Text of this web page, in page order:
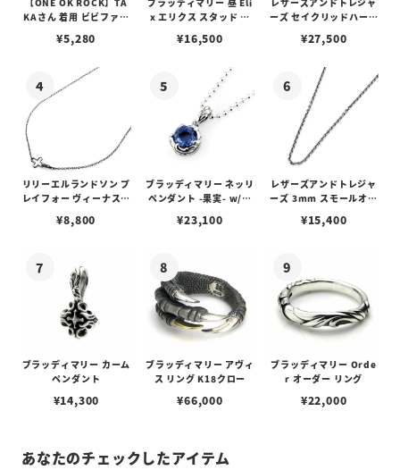
KAさん 着用 ビビファイ
¥5,280
x エリクス スタッド ピ
¥16,500
ーズ セイクリッドハート
¥27,500
リリーエルランドソン プ
レイフォー ヴィーナスチ
¥8,800
ブラッディマリー ネッリ
ペンダント -果実- w/テ
¥23,100
レザーズアンドトレジャ
ーズ 3mm スモールオー
w/ロブスタークラスプ＆
¥15,400
ブラッディマリー カーム
ペンダント
¥14,300
ブラッディマリー アヴィ
ス リング K18クロー
¥66,000
ブラッディマリー Orde
r オーダー リング
¥22,000
あなたのチェックしたアイテム